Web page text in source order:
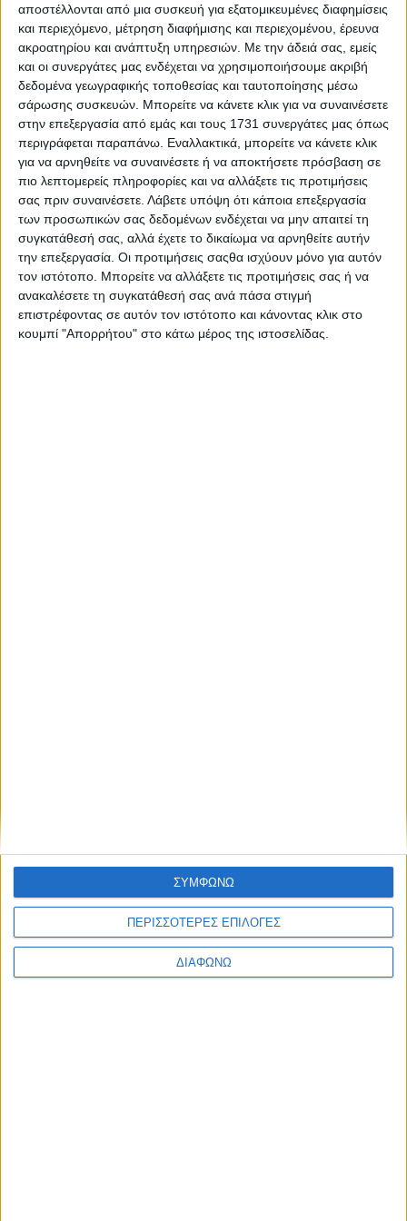
αποστέλλονται από μια συσκευή για εξατομικευμένες διαφημίσεις
και περιεχόμενο, μέτρηση διαφήμισης και περιεχομένου, έρευνα
ακροατηρίου και ανάπτυξη υπηρεσιών. Με την άδειά σας, εμείς
και οι συνεργάτες μας ενδέχεται να χρησιμοποιήσουμε ακριβή
δεδομένα γεωγραφικής τοποθεσίας και ταυτοποίησης μέσω
σάρωσης συσκευών. Μπορείτε να κάνετε κλικ για να συναινέσετε
στην επεξεργασία από εμάς και τους 1731 συνεργάτες μας όπως
περιγράφεται παραπάνω. Εναλλακτικά, μπορείτε να κάνετε κλικ
για να αρνηθείτε να συναινέσετε ή να αποκτήσετε πρόσβαση σε
πιο λεπτομερείς πληροφορίες και να αλλάξετε τις προτιμήσεις
σας πριν συναινέσετε. Λάβετε υπόψη ότι κάποια επεξεργασία
των προσωπικών σας δεδομένων ενδέχεται να μην απαιτεί τη
συγκατάθεσή σας, αλλά έχετε το δικαίωμα να αρνηθείτε αυτήν
την επεξεργασία. Οι προτιμήσεις σαςθα ισχύουν μόνο για αυτόν
τον ιστότοπο. Μπορείτε να αλλάξετε τις προτιμήσεις σας ή να
ανακαλέσετε τη συγκατάθεσή σας ανά πάσα στιγμή
επιστρέφοντας σε αυτόν τον ιστότοπο και κάνοντας κλικ στο
κουμπί "Απορρήτου" στο κάτω μέρος της ιστοσελίδας.
ΠΕΡΙΣΣΟΤΕΡΕΣ ΕΠΙΛΟΓΕΣ
ΔΙΑΦΩΝΩ
ΣΥΜΦΩΝΩ
“Τσουγκράνες”, είναι μια ομάδα ανθρώπων που
«σκαλίζουν» τη μουσική παράδοση της Ελλάδας, της
Μεσογείου και των Βαλκανίων υπό τη διεύθυνση και
την καλλιτεχνική επιμέλεια της Παπανικολοπούλου
Ελεάννας.
Το πολυδιάστατο αυτό σχήμα που έχει ως βάση το
Ηράκλειο και φέτος κλείνει τα 10 χρόνια παρουσίας,
έχει δώσει συναυλίες σε διάφορα μέρη της Κρήτης,
έχει λάβει μέρος σε σπουδαία φεστιβάλ όπως το
Labyrinth Festival στο Χουδέτσι κι έχει συνεργαστεί με
κορυφαίους μουσικούς του τόπου.
Απολαύστε χριστουγεννιάτικα και πρωτοχρονιάτικα
κάλαντα από διάφορα μέρη της Ελλάδας, συνοδεία των
εξαιρετικών μουσικών Θέμη Πολυζωάκη, Έκτορα
Κυριάκου και Αλέξανδρου Κανακάκη.
Το Εργαστήρι χορού “ Χορόσπιτο”ξεκίνησε τη
λειτουργία του το 2002 . Διδάσκονται χοροί απ΄όλη την